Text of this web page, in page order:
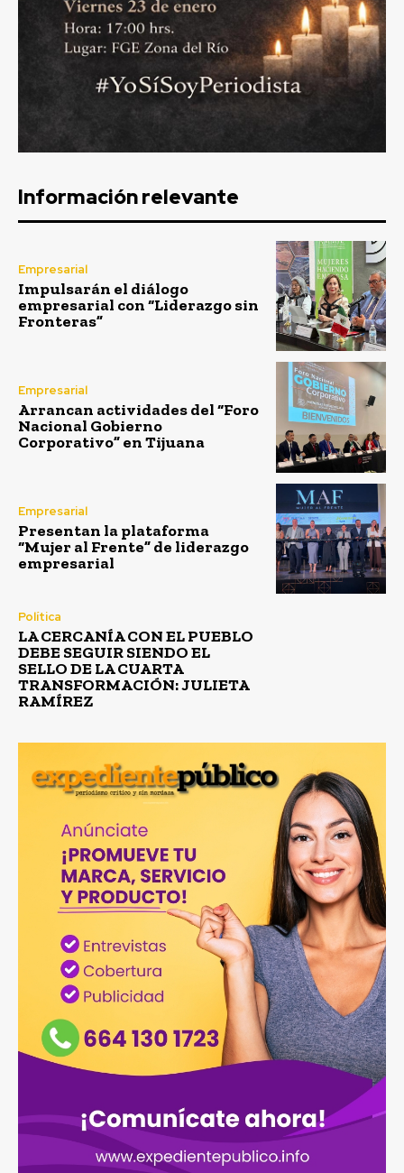
Información relevante
Empresarial
Impulsarán el diálogo
empresarial con “Liderazgo sin
Fronteras”
Empresarial
Arrancan actividades del “Foro
Nacional Gobierno
Corporativo” en Tijuana
Empresarial
Presentan la plataforma
“Mujer al Frente” de liderazgo
empresarial
Política
LA CERCANÍA CON EL PUEBLO
DEBE SEGUIR SIENDO EL
SELLO DE LA CUARTA
TRANSFORMACIÓN: JULIETA
RAMÍREZ